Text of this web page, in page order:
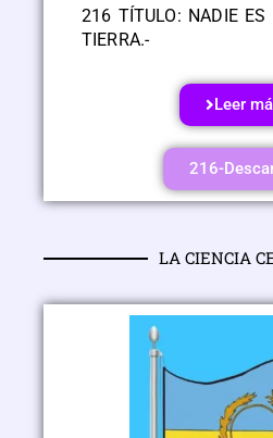
216 TÍTULO: NADIE ES
TIERRA.-
Leer
216-
LA CIENCIA